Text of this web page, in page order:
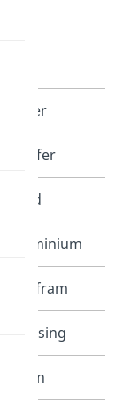
Silber
Kupfer
Gold
Aluminium
Wolfram
Messing
Eisen